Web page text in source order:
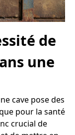
de
une
cave pose des
pour la santé
crucial de